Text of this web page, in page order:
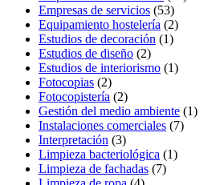
Empresas de servicios (53)
Equipamiento hostelería (2)
Estudios de decoración (1)
Estudios de diseño (2)
Estudios de interiorismo (1)
Fotocopias (2)
Fotocopistería (2)
Gestión del medio ambiente (1)
Instalaciones comerciales (7)
Interpretación (3)
Limpieza bacteriológica (1)
Limpieza de fachadas (7)